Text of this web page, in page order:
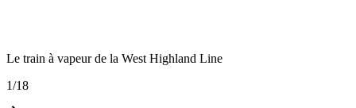
Le train à vapeur de la West Highland Line
1/18